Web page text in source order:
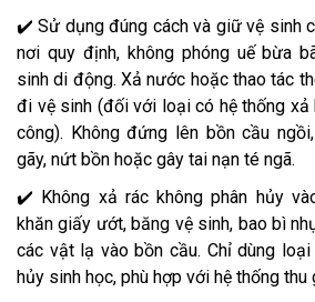
✔️ Sử dụng đúng cách và giữ vệ sinh
nơi quy định, không phóng uế bừa
sinh di động. Xả nước hoặc thao tác
đi vệ sinh (đối với loại có hệ thống xả
công). Không đứng lên bồn cầu
gãy, nứt bồn hoặc gây tai nạn té ngã.
✔️ Không xả rác không phân hủy
khăn giấy ướt, băng vệ sinh, bao bì
các vật lạ vào bồn cầu. Chỉ dùng
hủy sinh học, phù hợp với hệ thống thu